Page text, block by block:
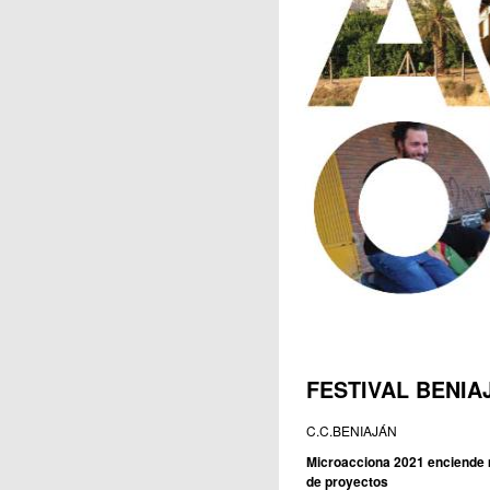
FESTIVAL
C.C.BENIAJÁN
Microacciona 2021
de proyectos